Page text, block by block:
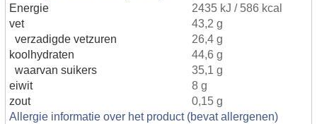
Energie
2435 kJ / 586 kcal
vet
43,2 g
verzadigde vetzuren
26,4 g
koolhydraten
44,6 g
waarvan suikers
35,1 g
eiwit
8 g
zout
0,15 g
Allergie informatie over het product (bevat allergenen)